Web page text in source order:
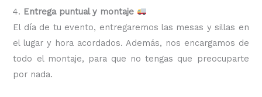
4. Entrega puntual y montaje
El día de tu evento, entregaremos las mesas y sillas en
el lugar y hora acordados. Además, nos encargamos de
todo el montaje, para que no tengas que preocuparte
por nada.